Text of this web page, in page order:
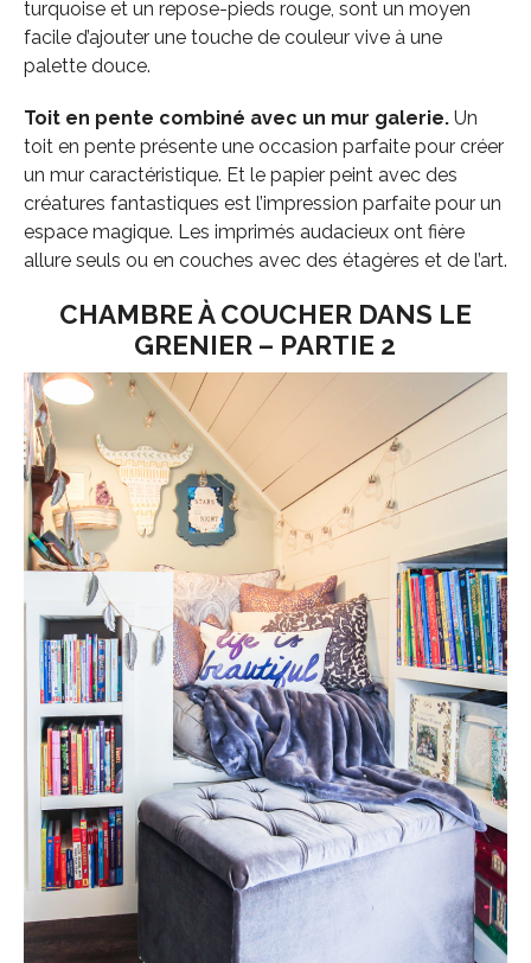
turquoise et un repose-pieds rouge, sont un moyen
facile d’ajouter une touche de couleur vive à une
palette douce.
Toit en pente combiné avec un mur galerie.Un
toit en pente présente une occasion parfaite pour créer
un mur caractéristique. Et le papier peint avec des
créatures fantastiques est l’impression parfaite pour un
espace magique. Les imprimés audacieux ont fière
allure seuls ou en couches avec des étagères et de l’art.
CHAMBRE À COUCHER DANS LE
GRENIER – PARTIE 2